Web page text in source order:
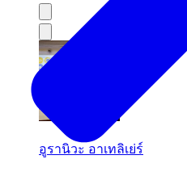
อูรานิวะ อาเทลิเย่ร์